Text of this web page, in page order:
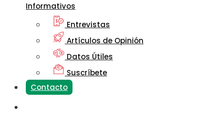
Informativos
Entrevistas
Artículos de Opinión
Datos Útiles
Suscríbete
Contacto